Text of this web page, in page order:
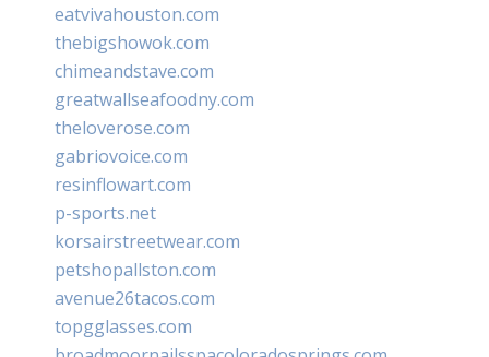
eatvivahouston.com
thebigshowok.com
chimeandstave.com
greatwallseafoodny.com
theloverose.com
gabriovoice.com
resinflowart.com
p-sports.net
korsairstreetwear.com
petshopallston.com
avenue26tacos.com
topgglasses.com